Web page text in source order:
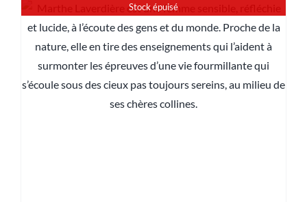
Stock épuisé